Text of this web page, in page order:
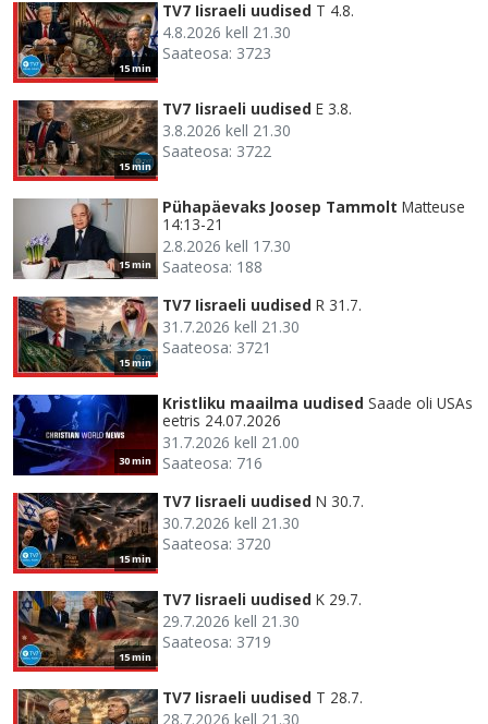
15 min
TV7 Iisraeli uudised T 4.8.
4.8.2026 kell 21.30
Saateosa: 3723
15 min
TV7 Iisraeli uudised E 3.8.
3.8.2026 kell 21.30
Saateosa: 3722
15 min
Pühapäevaks Joosep Tammolt Matteuse
14:13-21
2.8.2026 kell 17.30
Saateosa: 188
15 min
TV7 Iisraeli uudised R 31.7.
31.7.2026 kell 21.30
Saateosa: 3721
30 min
Kristliku maailma uudised Saade oli USAs
eetris 24.07.2026
31.7.2026 kell 21.00
Saateosa: 716
15 min
TV7 Iisraeli uudised N 30.7.
30.7.2026 kell 21.30
Saateosa: 3720
15 min
TV7 Iisraeli uudised K 29.7.
29.7.2026 kell 21.30
Saateosa: 3719
TV7 Iisraeli uudised T 28.7.
28.7.2026 kell 21.30